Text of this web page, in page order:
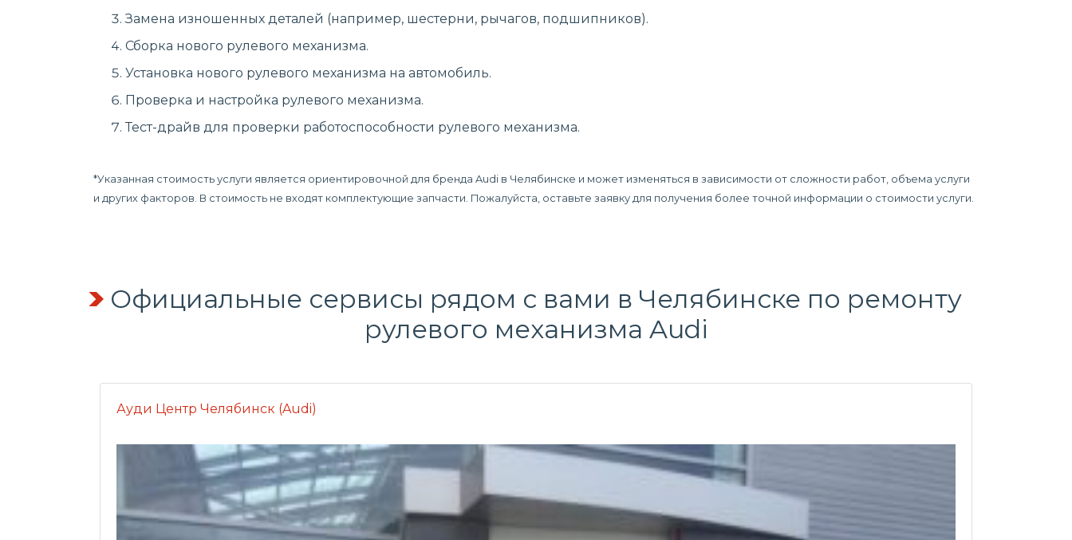
Замена изношенных деталей (например, шестерни, рычагов, подшипников).
Сборка нового рулевого механизма.
Установка нового рулевого механизма на автомобиль.
Проверка и настройка рулевого механизма.
Тест-драйв для проверки работоспособности рулевого механизма.
*Указанная стоимость услуги является ориентировочной для бренда Audi в Челябинске и может изменяться в зависимости от сложности работ, объема услуги
и других факторов. В стоимость не входят комплектующие запчасти. Пожалуйста, оставьте заявку для получения более точной информации о стоимости услуги.
Официальные сервисы рядом с вами в Челябинске по ремонту
рулевого механизма Audi
Ауди Центр Челябинск (Audi)